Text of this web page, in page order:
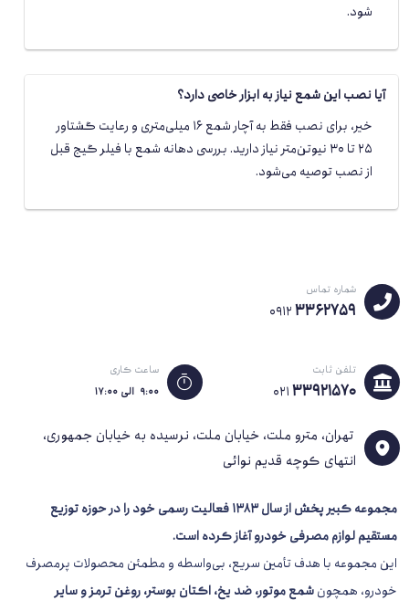
شود.
آیا نصب این شمع نیاز به ابزار خاصی دارد؟
خیر، برای نصب فقط به آچار شمع ۱۶ میلی‌متری و رعایت گشتاور
۲۵ تا ۳۰ نیوتن‌متر نیاز دارید. بررسی دهانه شمع با فیلر گیج قبل
از نصب توصیه می‌شود.
شماره تماس
09123362759
تلفن ثابت
02133921570
ساعت کاری
۹:۰۰ الی ۱۷:۰۰
تهران، مترو ملت، خیابان ملت، نرسیده به خیابان جمهوری،
انتهای کوچه قدیم نوائی
مجموعه کبیر پخش از سال 1383
فعالیت رسمی خود را در حوزه توزیع
مستقیم لوازم مصرفی خودرو آغاز کرده است.
این مجموعه با هدف تأمین سریع، بی‌واسطه و مطمئن محصولات پرمصرف
خودرو، همچونشمع موتور، ضد یخ، اکتان بوستر، روغن ترمز و سایر